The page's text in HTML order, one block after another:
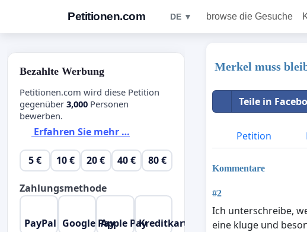
Petitionen.com DE ▼ browse die Gesuche
Merkel muss
Teile in
Petition
Kommentare
#2
Ich unterschreibe,
eine kluge und
Bezahlte Werbung
Petitionen.com wird diese Petition
gegenüber 3,000 Personen
bewerben.
Erfahren Sie mehr …
5 € 10 € 20 € 40 € 80 €
Zahlungsmethode
PayPal Google PayApple PayKreditkarte